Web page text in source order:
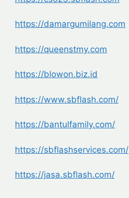
https://damargumilang.com
https://queenstmy.com
https://blowon.biz.id
https://www.sbflash.com/
https://bantulfamily.com/
https://sbflashservices.com/
https://jasa.sbflash.com/